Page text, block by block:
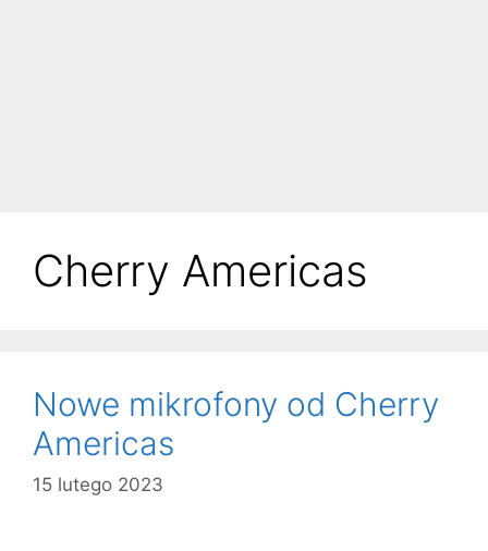
Cherry Americas
Nowe mikrofony od Cherry
Americas
15 lutego 2023